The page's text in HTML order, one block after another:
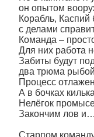
он опытом
Корабль,
с делами
Команда –
Для них работа
Забиты будут
два трюма
Процесс
А в бочках
Нелёгок
Закончим лов
Старпом